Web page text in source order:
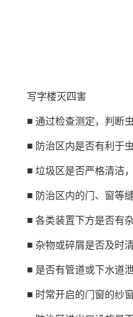
写字楼灭四害
■ 通过检查测定，判断
■ 防治区内是否有利于
■ 垃圾区是否严格清洁
■ 防治区内的门、窗等
■ 各类装置下方是否有
■ 杂物或碎屑是否及时清
■ 是否有管道或下水道
■ 时常开启的门窗的纱